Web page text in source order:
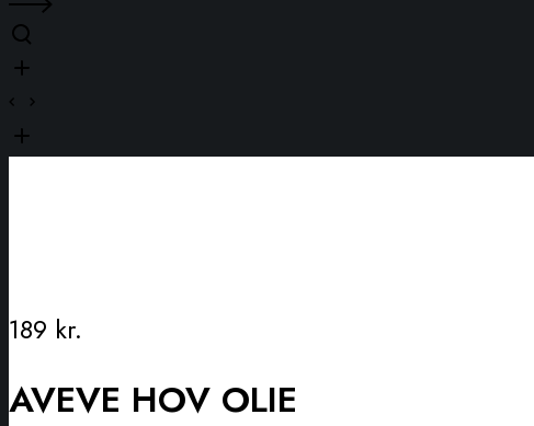
189 kr.
AVEVE HOV OLIE